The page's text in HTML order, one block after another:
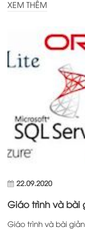
XEM THÊM
22.09.2020
Giáo trình và bài
Giáo trình và bài